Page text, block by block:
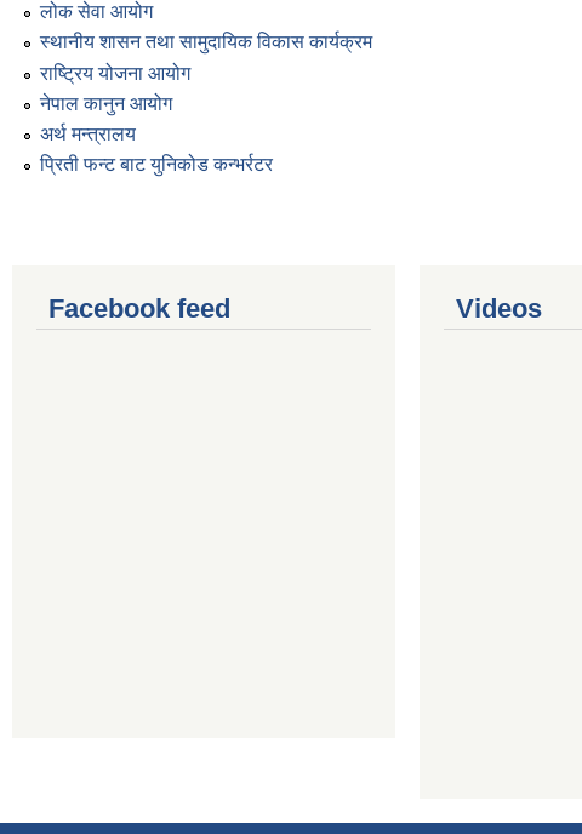
लोक सेवा आयोग
स्थानीय शासन तथा सामुदायिक विकास कार्यक्रम
राष्ट्रिय योजना आयोग
नेपाल कानुन आयोग
अर्थ मन्त्रालय
प्रिती फन्ट बाट युनिकोड कन्भर्रटर
Facebook feed Videos